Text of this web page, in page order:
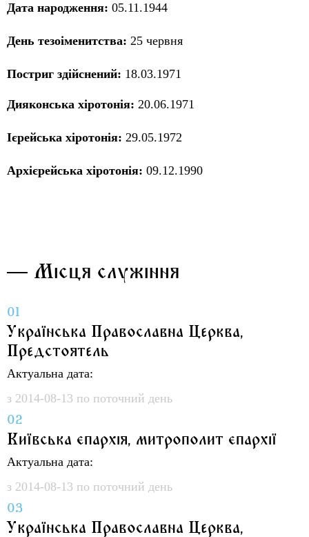
Дата народження: 05.11.1944
День тезоіменитства: 25 червня
Постриг здійснений: 18.03.1971
Дияконська хіротонія: 20.06.1971
Ієрейська хіротонія: 29.05.1972
Архієрейська хіротонія: 09.12.1990
— Місця служіння
01
Українська Православна Церква,
Предстоятель
Актуальна дата:
з 2014-08-13 по поточний день
02
Київська єпархія, митрополит єпархії
Актуальна дата:
з 2014-08-13 по поточний день
03
Українська Православна Церква,